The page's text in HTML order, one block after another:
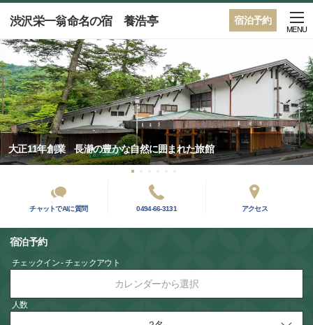
宿泊予約
渋沢栄一翁命名の宿 養浩亭
MENU
大正11年創業 長瀞の豊かな自然に囲まれた旅館
チャットでAIに質問 0494-66-3131 アクセス
宿泊予約
チェックイン - チェックアウト
カレンダーから選択
人数